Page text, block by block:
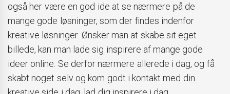
også her være en god ide at se nærmere på de
mange gode løsninger, som der findes indenfor
kreative løsninger. Ønsker man at skabe sit eget
billede, kan man lade sig inspirere af mange gode
ideer online. Se derfor nærmere allerede i dag, og få
skabt noget selv og kom godt i kontakt med din